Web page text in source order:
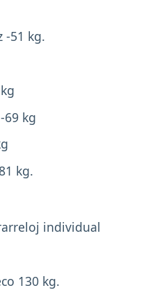
-51 kg.
69 kg
kg.
individual
130 kg.